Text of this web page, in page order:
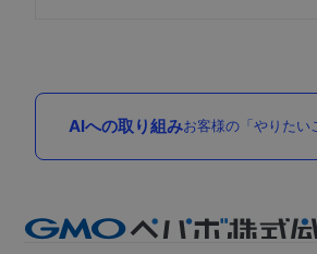
AIへの取り組みお客様の「やりたい